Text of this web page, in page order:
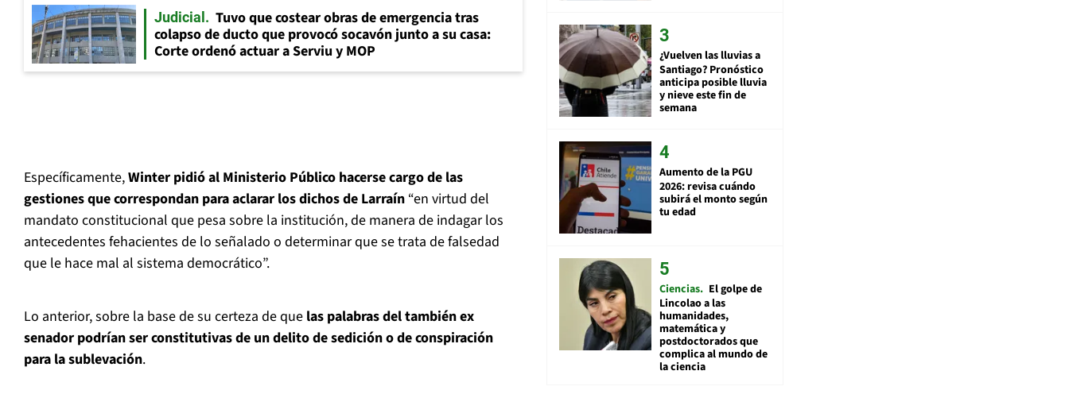
Judicial
Tuvo que costear obras de emergencia tras
colapso de ducto que provocó socavón junto a su casa:
Corte ordenó actuar a Serviu y MOP
Específicamente,Winter pidió al Ministerio Público hacerse cargo de las
gestiones que correspondan para aclarar los dichos de Larraín “en virtud del
mandato constitucional que pesa sobre la institución, de manera de indagar los
antecedentes fehacientes de lo señalado o determinar que se trata de falsedad
que le hace mal al sistema democrático”.
Lo anterior, sobre la base de su certeza de que las palabras del también ex
senador podrían ser constitutivas de un delito de sedición o de conspiración
para la sublevación.
¿Vuelven las lluvias a
Santiago? Pronóstico
anticipa posible lluvia
y nieve este fin de
semana
Aumento de la PGU
2026: revisa cuándo
subirá el monto según
tu edad
Ciencias El golpe de
Lincolao a las
humanidades,
matemática y
postdoctorados que
complica al mundo de
la ciencia